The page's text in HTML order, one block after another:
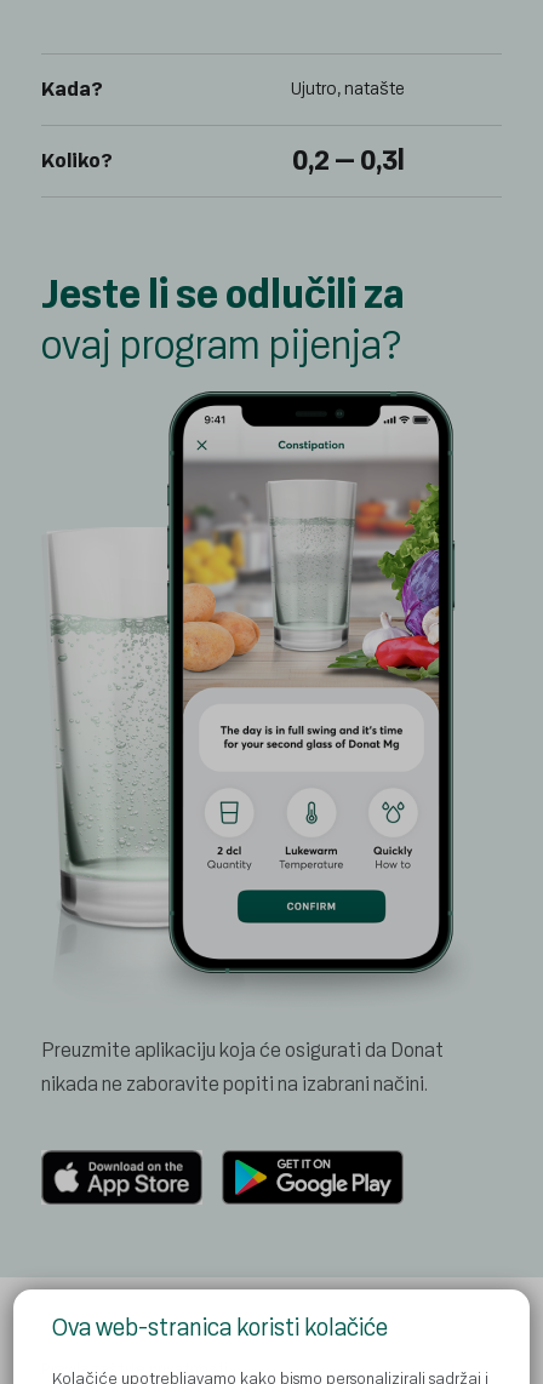
Ova web-stranica koristi kolačiće
Kolačiće upotrebljavamo kako bismo personalizirali sadržaj i
Kada? Ujutro, natašte
Koliko? 0,2 – 0,3l
Preuzmite aplikaciju koja će osigurati da Donat
nikada ne zaboravitepopiti na izabrani načini.
Jeste li se odlučili za
ovaj program pijenja?
Pravila zaštite privatnosti